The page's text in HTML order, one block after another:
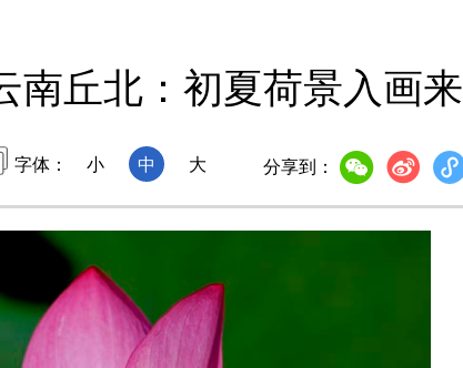
南丘北：初夏荷景入画来
字体： 小 中 大 分享到：